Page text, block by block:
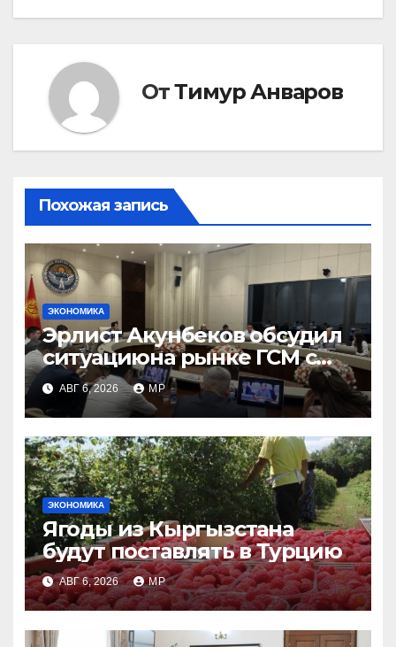
ОтТимур Анваров
Похожая запись
ЭКОНОМИКА
Эрлист Акунбеков обсудил
ситуациюна рынке ГСМ с
топливными компаниями
АВГ 6, 2026 MP
ЭКОНОМИКА
Ягоды из Кыргызстана
будут поставлять в Турцию
АВГ 6, 2026 MP